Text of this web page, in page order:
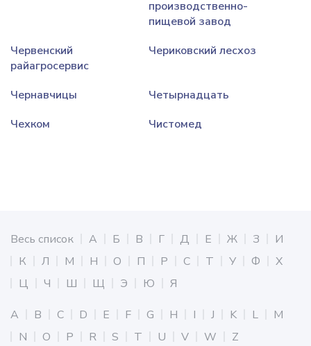
производственно-
пищевой завод
Червенский
райагросервис
Чериковский лесхоз
Чернавчицы
Четырнадцать
Чехком
Чистомед
Весь список А Б В Г Д Е Ж З
И
К
Л М Н О П Р С Т У Ф
Х
Ц
Ч Ш Щ Э Ю Я
A B C D E F G H I J K L
M
N
O P R S T U V W Z